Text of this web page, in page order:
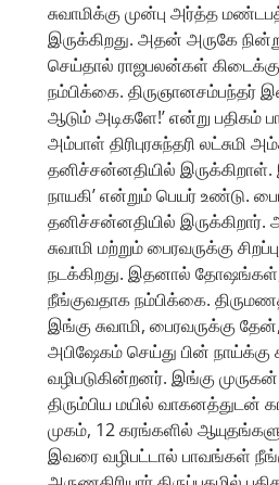
சுவாமிக்கு முன்பு அர்த்த
இருக்கிறது. அதன் அருகே
செய்தால் ராஜபலன்கள்
நம்பிக்கை. திருஞானசம்பந்தர்
ஆடும் அடிகளே!’ என்று பதிகம்
அம்பாள் திரிபுரசுந்தரி லட்சுமி
தனிச்சன்னதியில் இருக்கிறாள்.
நாயகி’ என்றும் பெயர் உண்டு.
தனிச்சன்னதியில்
சுவாமி மற்றும் பைரவருக்கு
நடக்கிறது. இதனால்
நீங்குவதாக நம்பிக்கை.
இங்கு சுவாமி, பைரவருக்கு
அபிஷேகம் செய்து பின் நாய்க்கு
வழிபடுகின்றனர். இங்கு முருகன்
திரும்பிய மயில் வாகனத்துடன்
முகம், 12 கரங்களில்
இவரை வழிபட்டால் பாவங்கள்